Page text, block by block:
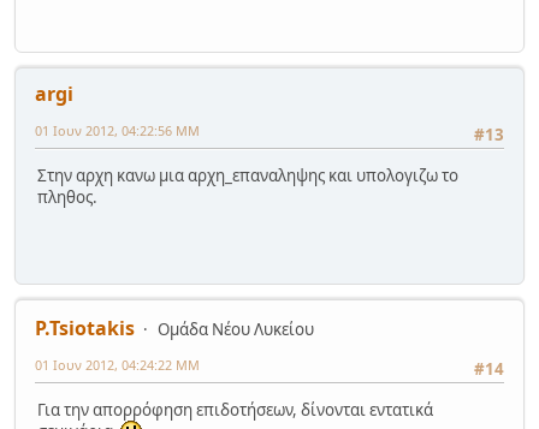
argi
#13
01 Ιουν 2012, 04:22:56 ΜΜ
Στην αρχη κανω μια αρχη_επαναληψης και υπολογιζω το
πληθος.
P.Tsiotakis
Ομάδα Νέου Λυκείου
#14
01 Ιουν 2012, 04:24:22 ΜΜ
Για την απορρόφηση επιδοτήσεων, δίνονται εντατικά